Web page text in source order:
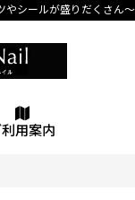
シールが盛りだくさん
利用案内